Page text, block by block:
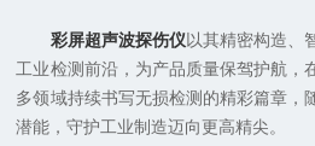
彩屏超声波探伤仪以其精密构造、
工业检测前沿，为产品质量保驾护航，
多领域持续书写无损检测的精彩篇章，
潜能，守护工业制造迈向更高精尖。